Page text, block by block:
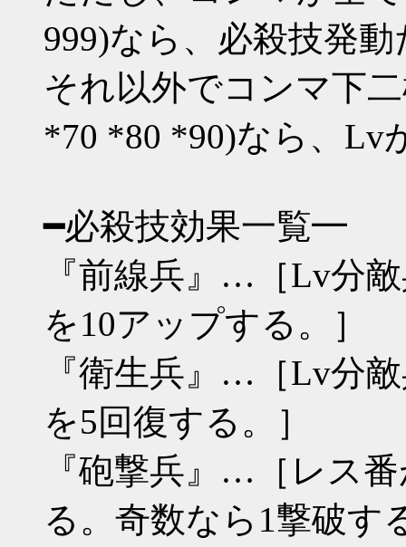
999)なら、必殺技発動
それ以外でコンマ下
*70 *80 *90)なら、Lv
━必殺技効果一覧━
『前線兵』…［Lv分
を10アップする。］
『衛生兵』…［Lv分
を5回復する。］
『砲撃兵』…［レス
る。奇数なら1撃破す